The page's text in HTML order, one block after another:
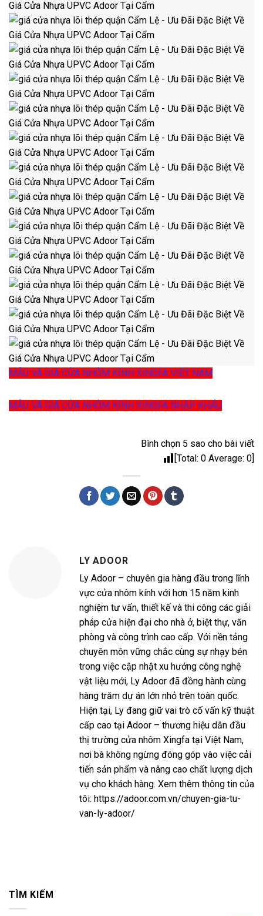
MẪU VÀ GIÁ CỬA NHÔM KÍNH XINGFA VIỆT NAM
MẪU VÀ GIÁ CỬA NHÔM KÍNH XINGFA NHẬP KHẨU
Bình chọn 5 sao cho bài viết
[Total: 0 Average: 0]
LY ADOOR
Ly Adoor – chuyên gia hàng đầu trong lĩnh
vực cửa nhôm kính với hơn 15 năm kinh
nghiệm tư vấn, thiết kế và thi công các giải
pháp cửa hiện đại cho nhà ở, biệt thự, văn
phòng và công trình cao cấp. Với nền tảng
chuyên môn vững chắc cùng sự nhạy bén
trong việc cập nhật xu hướng công nghệ
vật liệu mới, Ly Adoor đã đồng hành cùng
hàng trăm dự án lớn nhỏ trên toàn quốc.
Hiện tại, Ly đang giữ vai trò cố vấn kỹ thuật
cấp cao tại Adoor – thương hiệu dẫn đầu
thị trường cửa nhôm Xingfa tại Việt Nam,
nơi bà không ngừng đóng góp vào việc cải
tiến sản phẩm và nâng cao chất lượng dịch
vụ cho khách hàng. Xem thêm thông tin của
tôi: https://adoor.com.vn/chuyen-gia-tu-
van-ly-adoor/
TÌM KIẾM